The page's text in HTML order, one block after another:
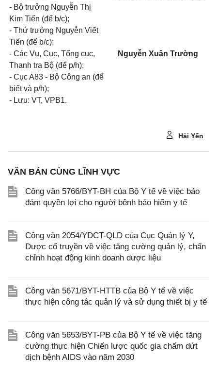
- Bộ trưởng Nguyễn Thị
Kim Tiến (để b/c);
- Thứ trưởng Nguyễn Viết
Tiến (để b/c);
- Các Vụ, Cục, Tổng cục,
Thanh tra Bộ (để p/h);
- Cục A83 - Bộ Công an (để
biết và p/h);
- Lưu: VT, VPB1.
Nguyễn Xuân Trường
Hải Yến
VĂN BẢN CÙNG LĨNH VỰC
Công văn 5766/BYT-BH của Bộ Y tế về việc bảo
đảm quyền lợi cho người bệnh bảo hiểm y tế
Công văn 2054/YDCT-QLD của Cục Quản lý Y,
Dược cổ truyền về việc tăng cường quản lý, chấn
chỉnh hoạt động kinh doanh dược liệu
Công văn 5671/BYT-HTTB của Bộ Y tế về việc
thực hiện công tác quản lý và sử dụng thiết bị y tế
Công văn 5653/BYT-PB của Bộ Y tế về việc tăng
cường thực hiện Chiến lược quốc gia chấm dứt
dịch bệnh AIDS vào năm 2030